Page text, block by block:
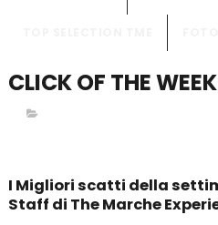
CLICK OF THE WEEK
I Migliori scatti della
Staff di The Marche